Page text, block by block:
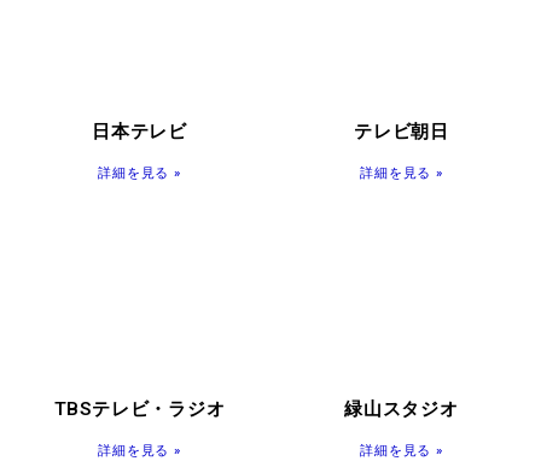
日本テレビ
詳細を見る »
テレビ朝日
詳細を見る »
TBSテレビ・ラジオ
詳細を見る »
緑山スタジオ
詳細を見る »